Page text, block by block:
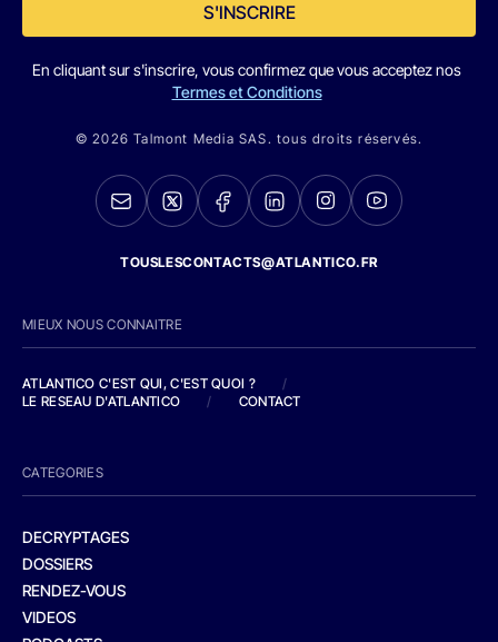
S'INSCRIRE
En cliquant sur s'inscrire, vous confirmez que vous acceptez nos
Termes et Conditions
© 2026 Talmont Media SAS. tous droits réservés.
TOUSLESCONTACTS@ATLANTICO.FR
MIEUX NOUS CONNAITRE
ATLANTICO C'EST QUI, C'EST QUOI ?
/
LE RESEAU D'ATLANTICO
/ CONTACT
CATEGORIES
DECRYPTAGES
DOSSIERS
RENDEZ-VOUS
VIDEOS